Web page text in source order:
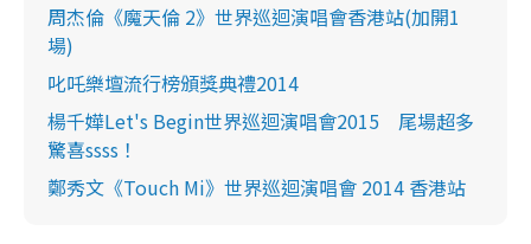
周杰倫《魔天倫 2》世界巡迴演唱會香港站(加開1
場)
叱吒樂壇流行榜頒獎典禮2014
楊千嬅Let's Begin世界巡迴演唱會2015 尾場超多
驚喜ssss！
鄭秀文《Touch Mi》世界巡迴演唱會 2014 香港站